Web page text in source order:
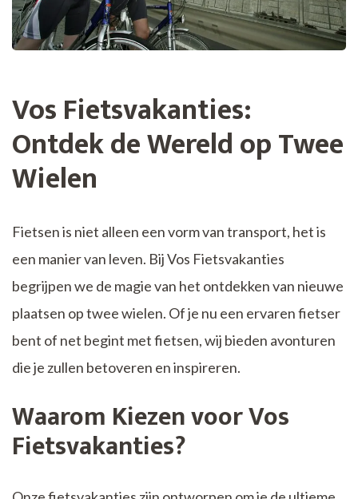
Vos Fietsvakanties:
Ontdek de Wereld op Twee
Wielen
Fietsen is niet alleen een vorm van transport, het is
een manier van leven. Bij Vos Fietsvakanties
begrijpen we de magie van het ontdekken van nieuwe
plaatsen op twee wielen. Of je nu een ervaren fietser
bent of net begint met fietsen, wij bieden avonturen
die je zullen betoveren en inspireren.
Waarom Kiezen voor Vos
Fietsvakanties?